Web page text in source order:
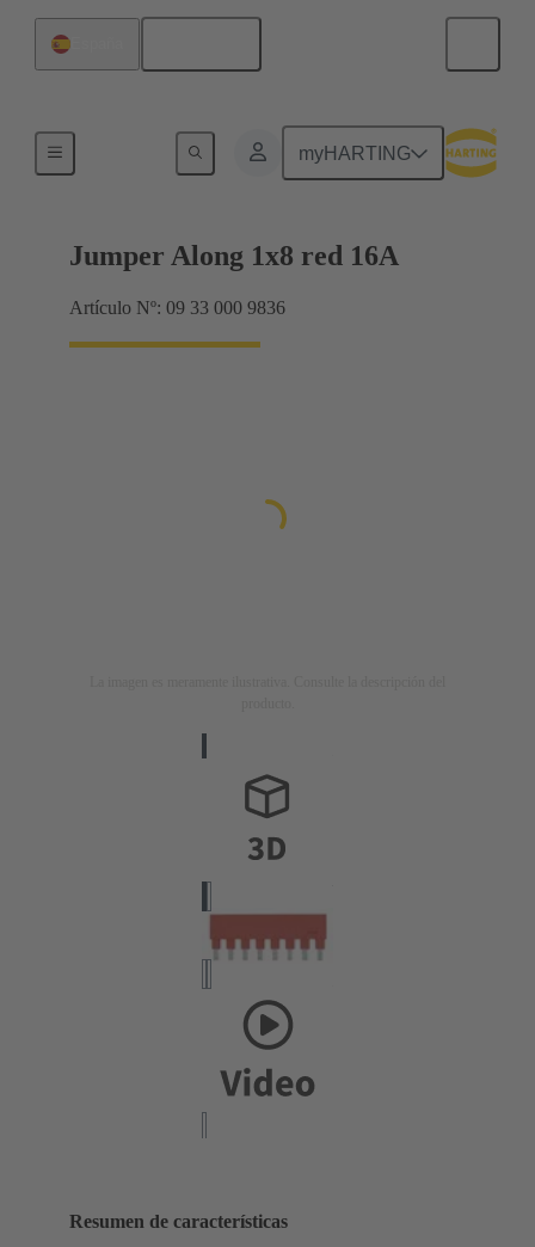
myHARTING
Puentes conectores Han® ES Press
Jumper Along 1x8 red 16A
Artículo Nº: 09 33 000 9836
Resumen de características